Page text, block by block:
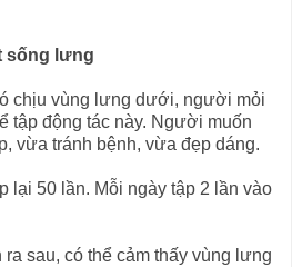
sống lưng
chịu vùng lưng dưới, người mỏi
tập động tác này. Người muốn
vừa tránh bệnh, vừa đẹp dáng.
lại 50 lần. Mỗi ngày tập 2 lần vào
ra sau, có thể cảm thấy vùng lưng